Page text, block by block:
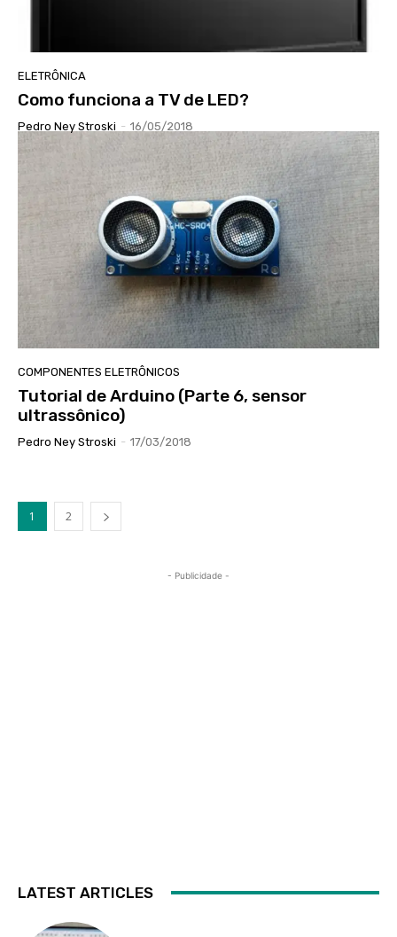
ELETRÔNICA
Como funciona a TV de LED?
Pedro Ney Stroski - 16/05/2018
COMPONENTES ELETRÔNICOS
Tutorial de Arduino (Parte 6, sensor
ultrassônico)
Pedro Ney Stroski - 17/03/2018
1 2
- Publicidade -
LATEST ARTICLES